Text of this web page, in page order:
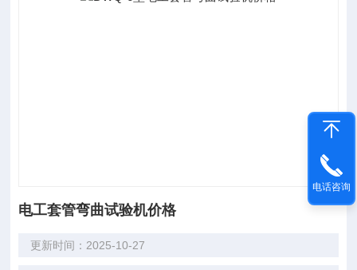
电工套管弯曲试验机价格
更新时间：2025-10-27
电话咨询